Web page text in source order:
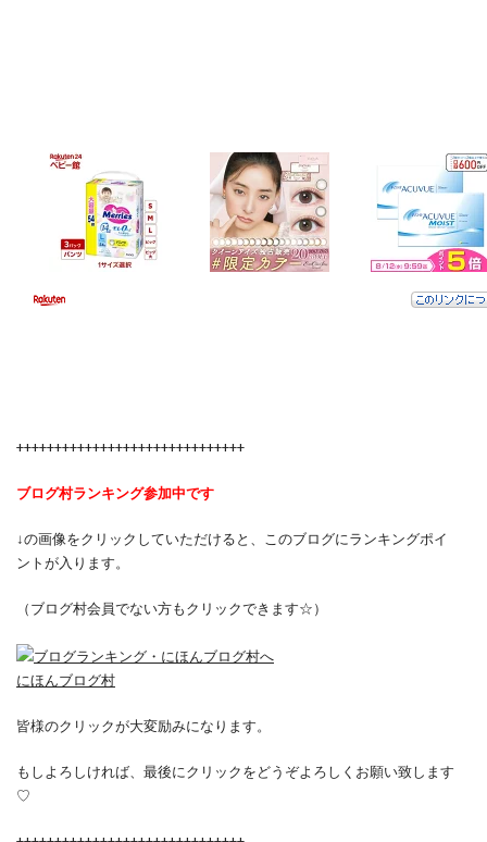
++++++++++++++++++++++++++++++
ブログ村ランキング参加中です
↓の画像をクリックしていただけると、このブログにランキングポイ
ントが入ります。
（ブログ村会員でない方もクリックできます☆）
にほんブログ村
皆様のクリックが大変励みになります。
もしよろしければ、最後にクリックをどうぞよろしくお願い致します
♡